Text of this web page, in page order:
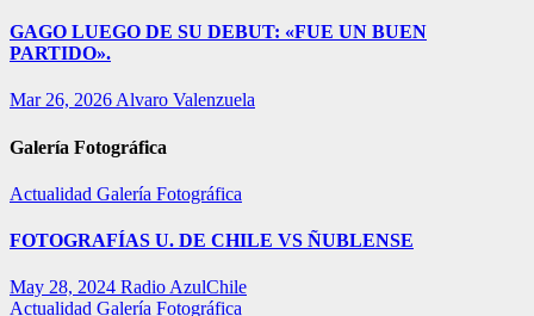
GAGO LUEGO DE SU DEBUT: «FUE UN BUEN
PARTIDO».
Mar 26, 2026 Alvaro Valenzuela
Galería Fotográfica
Actualidad Galería Fotográfica
FOTOGRAFÍAS U. DE CHILE VS ÑUBLENSE
May 28, 2024 Radio AzulChile
Actualidad Galería Fotográfica